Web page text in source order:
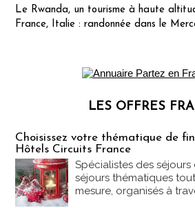
Le Rwanda, un tourisme à haute
France, Italie : randonnée dans le
LES OFFRES
Choisissez votre thématique de
Hôtels Circuits France
Spécialistes des
séjours thématiques
mesure, organisés à